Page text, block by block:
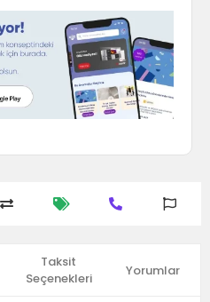
Taksit
Seçenekleri
Yorumlar